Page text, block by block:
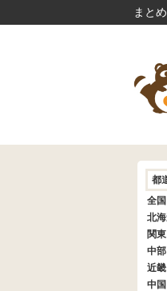
まと
都
全国
北
関東
中部
近畿
中